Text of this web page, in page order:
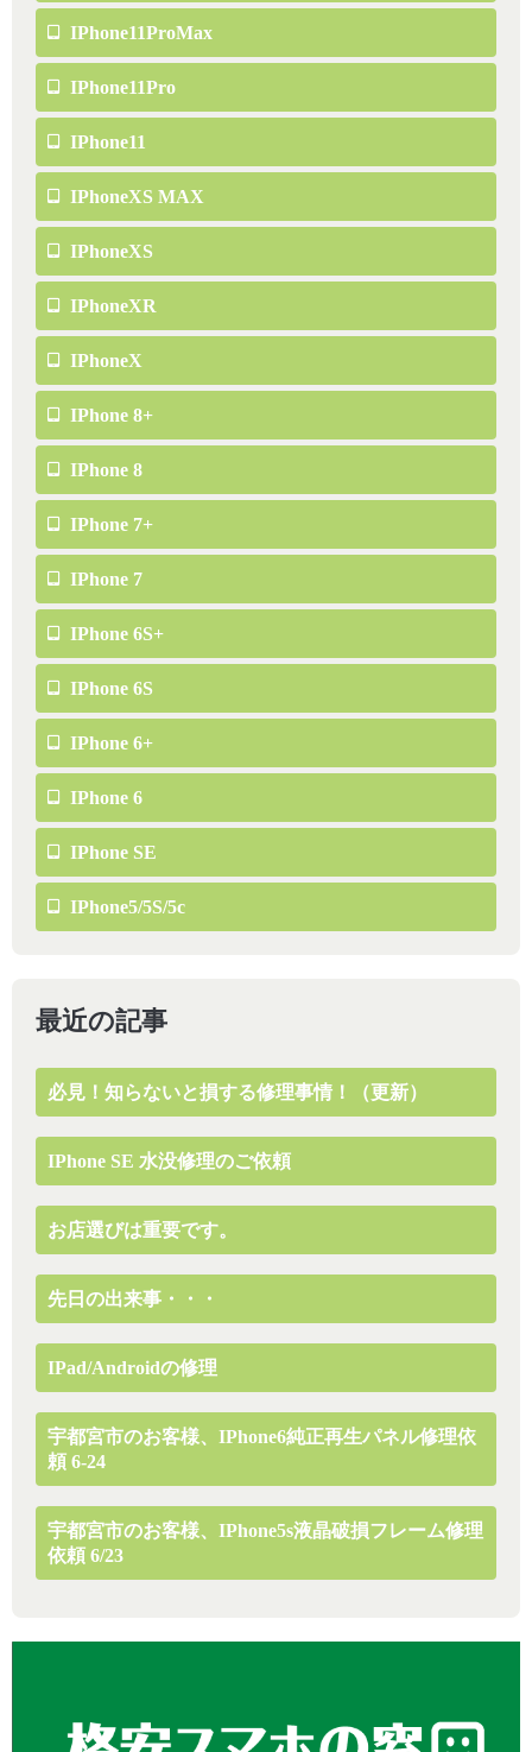
IPhone11ProMax
IPhone11Pro
IPhone11
IPhoneXS MAX
IPhoneXS
IPhoneXR
IPhoneX
IPhone 8+
IPhone 8
IPhone 7+
IPhone 7
IPhone 6S+
IPhone 6S
IPhone 6+
IPhone 6
IPhone SE
IPhone5/5S/5c
最近の記事
必見！知らないと損する修理事情！（更新）
IPhone SE 水没修理のご依頼
お店選びは重要です。
先日の出来事・・・
IPad/Androidの修理
宇都宮市のお客様、iPhone6純正再生パネル修理依
頼 6-24
宇都宮市のお客様、iPhone5s液晶破損フレーム修理
依頼 6/23